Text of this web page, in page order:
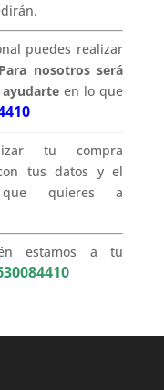
puedes realizar
Para nosotros será
en lo que
tu compra
tus datos y el
que quieres a
estamos a tu